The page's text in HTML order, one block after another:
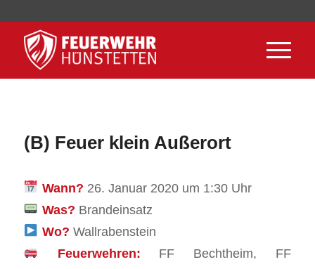
(B) Feuer klein Außerort
Wann? 26. Januar 2020 um 1:30 Uhr
Was? Brandeinsatz
Wo? Wallrabenstein
Feuerwehren: FF Bechtheim, FF